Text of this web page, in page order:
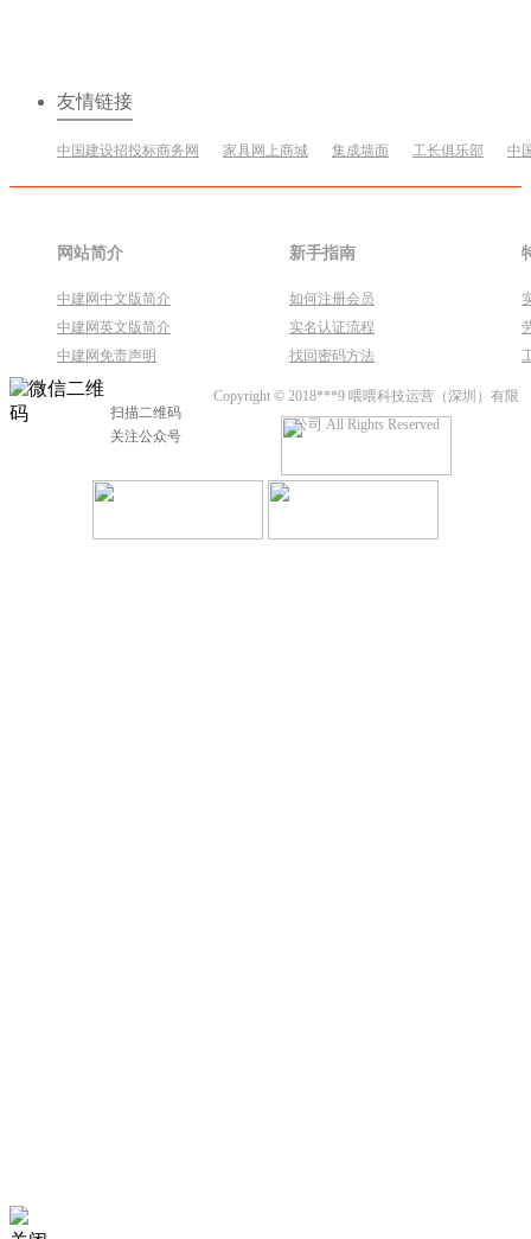
友情链接
中国建设招投标商务网 家具网上商城 集成墙面 工长俱乐部 中
网站简介
中建网中文版简介
中建网英文版简介
中建网免责声明
新手指南
如何注册会员
实名认证流程
找回密码方法
扫描二维码
关注公众号
Copyright © 2018***9 喂喂科技运营（深圳）有限
公司 All Rights Reserved